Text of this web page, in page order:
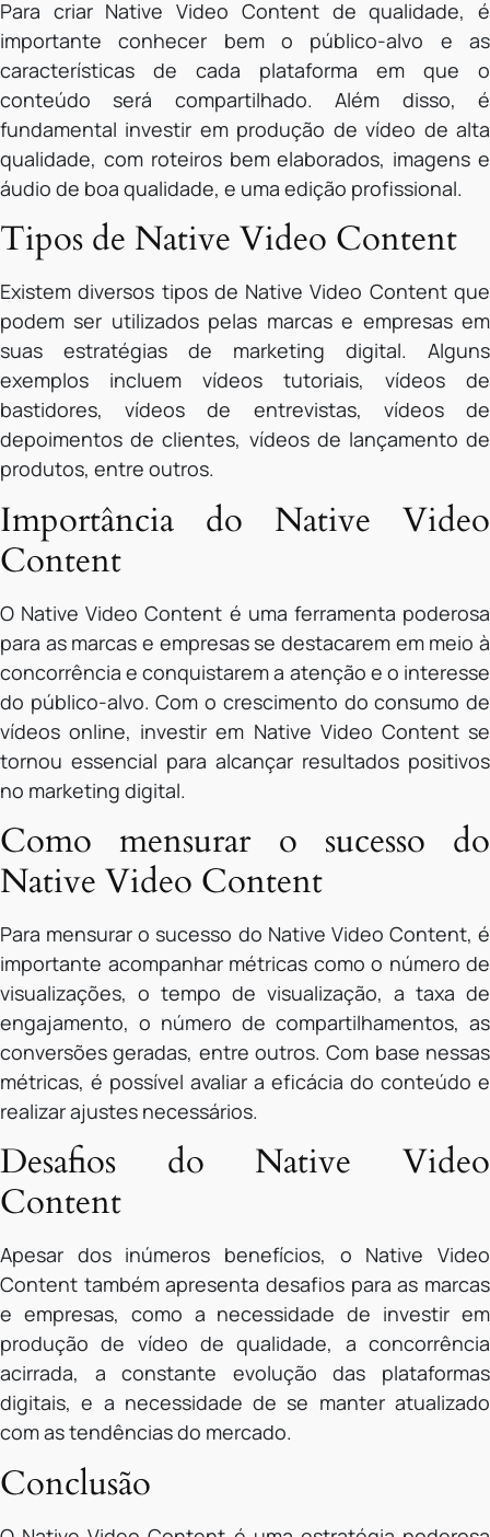
Para criar Native Video Content de qualidade, é
importante conhecer bem o público-alvo e as
características de cada plataforma em que o
conteúdo será compartilhado. Além disso, é
fundamental investir em produção de vídeo de alta
qualidade, com roteiros bem elaborados, imagens e
áudio de boa qualidade, e uma edição profissional.
Tipos de Native Video Content
Existem diversos tipos de Native Video Content que
podem ser utilizados pelas marcas e empresas em
suas estratégias de marketing digital. Alguns
exemplos incluem vídeos tutoriais, vídeos de
bastidores, vídeos de entrevistas, vídeos de
depoimentos de clientes, vídeos de lançamento de
produtos, entre outros.
Importância do Native Video
Content
O Native Video Content é uma ferramenta poderosa
para as marcas e empresas se destacarem em meio à
concorrência e conquistarem a atenção e o interesse
do público-alvo. Com o crescimento do consumo de
vídeos online, investir em Native Video Content se
tornou essencial para alcançar resultados positivos
no marketing digital.
Como mensurar o sucesso do
Native Video Content
Para mensurar o sucesso do Native Video Content, é
importante acompanhar métricas como o número de
visualizações, o tempo de visualização, a taxa de
engajamento, o número de compartilhamentos, as
conversões geradas, entre outros. Com base nessas
métricas, é possível avaliar a eficácia do conteúdo e
realizar ajustes necessários.
Desafios do Native Video
Content
Apesar dos inúmeros benefícios, o Native Video
Content também apresenta desafios para as marcas
e empresas, como a necessidade de investir em
produção de vídeo de qualidade, a concorrência
acirrada, a constante evolução das plataformas
digitais, e a necessidade de se manter atualizado
com as tendências do mercado.
Conclusão